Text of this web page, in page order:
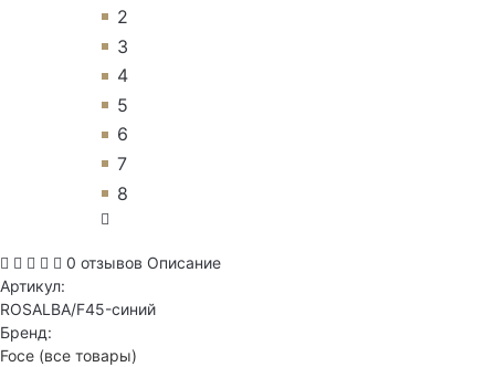
2
3
4
5
6
7
8
0 отзывов Описание
Артикул:
ROSALBA/F45-синий
Бренд:
Foce (все товары)